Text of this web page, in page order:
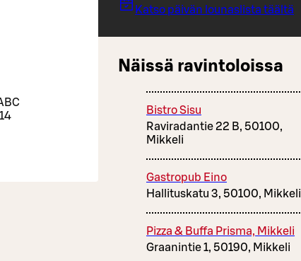
Katso päivän lounaslista täältä
Näissä ravintoloissa
Bistro Sisu
Raviradantie 22 B, 50100,
Mikkeli
Gastropub Eino
Hallituskatu 3, 50100, Mikkeli
Pizza & Buffa Prisma, Mikkeli
Graanintie 1, 50190, Mikkeli